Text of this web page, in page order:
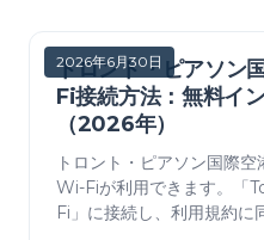
2026年6月30日
トロント・ピアソン
Fi接続方法：無料イ
（2026年）
トロント・ピアソン国際
Wi-Fiが利用できます。
Fi」に接続し、利用規約に